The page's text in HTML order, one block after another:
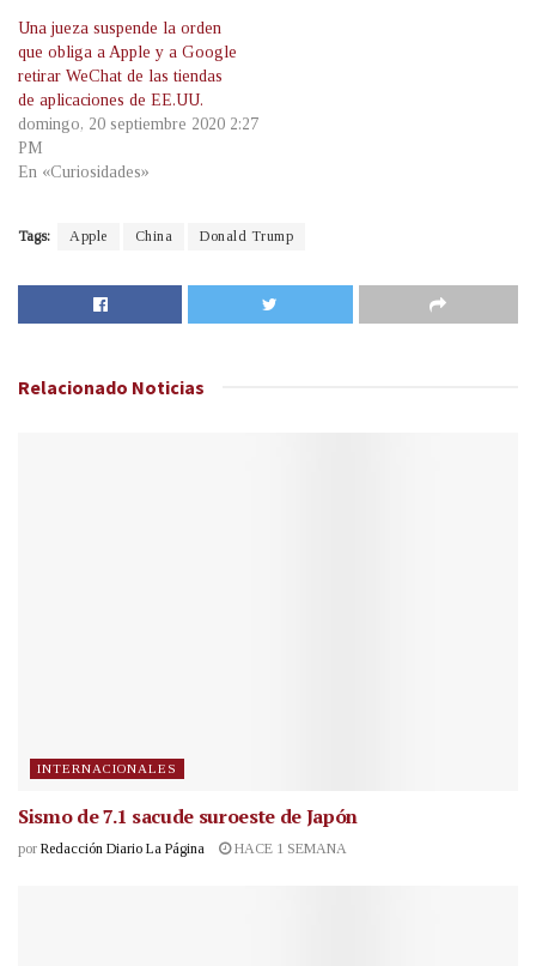
Una jueza suspende la orden
que obliga a Apple y a Google
retirar WeChat de las tiendas
de aplicaciones de EE.UU.
domingo, 20 septiembre 2020 2:27
PM
En «Curiosidades»
Tags: Apple China Donald Trump
Relacionado Noticias
INTERNACIONALES
Sismo de 7.1 sacude suroeste de Japón
por Redacción Diario La Página HACE 1 SEMANA